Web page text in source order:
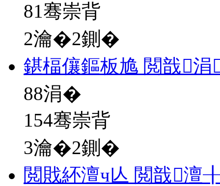
81骞崇背
2瀹�2鍘�
鍖楅儴鏂板尯 閲戠
88涓�
154骞崇背
3瀹�2鍘�
閲戝紑澶ч亾 閲戠澶